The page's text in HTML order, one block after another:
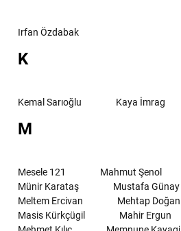
Irfan Özdabak
K
Kemal Sarıoğlu Kaya İmrag
M
Mesele 121
Mahmut Şenol
Münir Karataş
Mustafa Günay
Meltem Ercivan
Mehtap Doğan
Masis Kürkçügil
Mahir Ergun